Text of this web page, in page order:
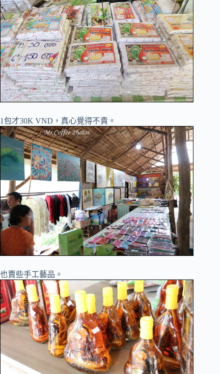
1包才30K VND，真心覺得不貴。
也賣些手工藝品。